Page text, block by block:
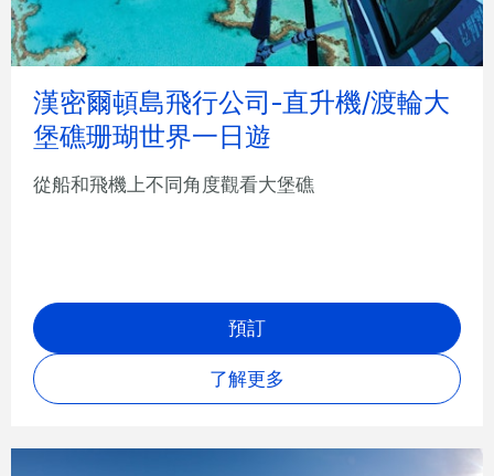
漢密爾頓島飛行公司-直升機/渡輪大
堡礁珊瑚世界一日遊
從船和飛機上不同角度觀看大堡礁
預訂
了解更多